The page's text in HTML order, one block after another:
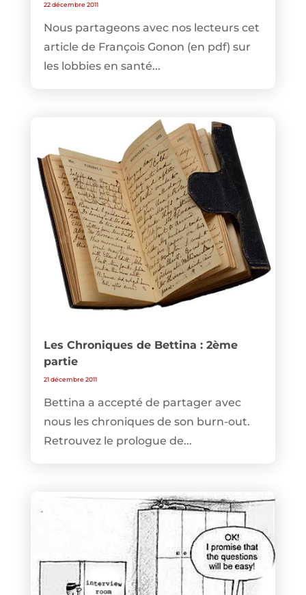
22 décembre 2011
Nous partageons avec nos lecteurs cet
article de François Gonon (en pdf) sur
les lobbies en santé...
Les Chroniques de Bettina : 2ème
partie
21 décembre 2011
Bettina a accepté de partager avec
nous les chroniques de son burn-out.
Retrouvez le prologue de...